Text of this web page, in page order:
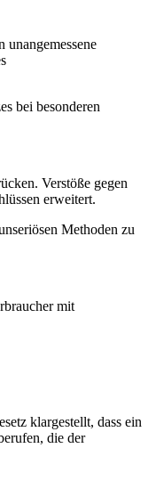
bei besonderen
Verstöße gegen
erweitert.
Methoden zu
mit
klargestellt, dass ein
die der